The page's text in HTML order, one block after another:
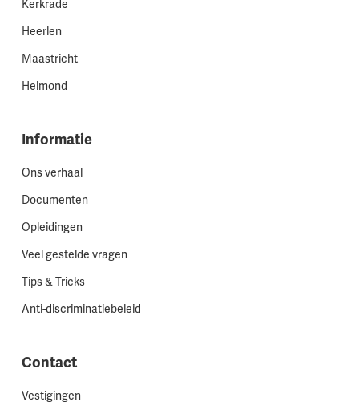
Kerkrade
Heerlen
Maastricht
Helmond
Informatie
Ons verhaal
Documenten
Opleidingen
Veel gestelde vragen
Tips & Tricks
Anti-discriminatiebeleid
Contact
Vestigingen